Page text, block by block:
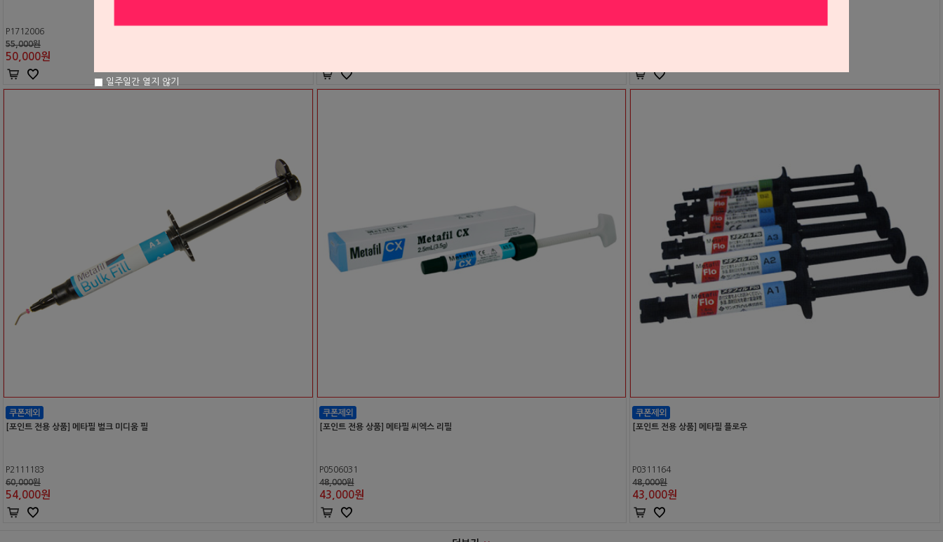
P1712006
55,000원
50,000원
[포인트 전용 상품] 메타필 벌크 미디움 필
P2111183
60,000원
54,000원
[포인트 전용 상품] 메타필 씨엑스 리필
P0506031
48,000원
43,000원
[포인트 전용 상품] 메타필 플로우
P0311164
48,000원
43,000원
일주일간 열지 않기